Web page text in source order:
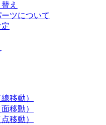
え
ツについて
移動）
移動）
移動）